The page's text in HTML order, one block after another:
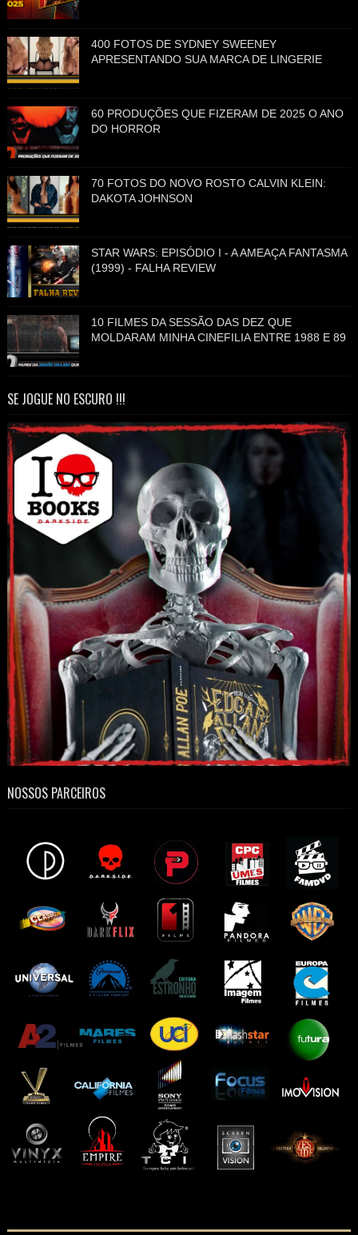
400 FOTOS DE SYDNEY SWEENEY
APRESENTANDO SUA MARCA DE LINGERIE
60 PRODUÇÕES QUE FIZERAM DE 2025 O ANO
DO HORROR
70 FOTOS DO NOVO ROSTO CALVIN KLEIN:
DAKOTA JOHNSON
STAR WARS: EPISÓDIO I - A AMEAÇA FANTASMA
(1999) - FALHA REVIEW
10 FILMES DA SESSÃO DAS DEZ QUE
MOLDARAM MINHA CINEFILIA ENTRE 1988 E 89
SE JOGUE NO ESCURO !!!
NOSSOS PARCEIROS